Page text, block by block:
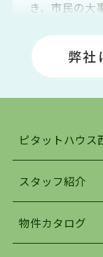
き、市民の大
場や釣りス
駅」周辺には
い物施設も
明石駅・西明
でお部屋探し
お探しになっ
を行っており
ります。店頭
弊社
ピタットハウス
スタッフ紹介
物件カタログ